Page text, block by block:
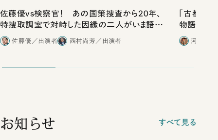
佐藤優vs検察官！ あの国策捜査から20年、
特捜取調室で対峙した因縁の二人がいま語り
合ったこと
佐藤優／出演者 西村尚芳／出演者
「古都」
物語」に
河野有
お知らせ すべて見る